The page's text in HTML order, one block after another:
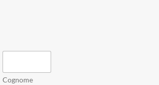
Cognome